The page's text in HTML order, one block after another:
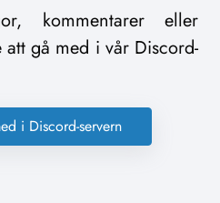
kommentarer eller
gå med i vår Discord-
i Discord-servern